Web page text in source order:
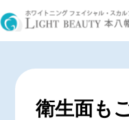
衛生面も